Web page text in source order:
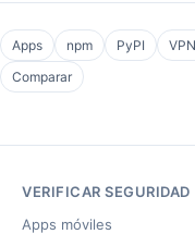
Apps npm PyPI
Comparar
VERIFICAR SEGURIDAD
Apps móviles